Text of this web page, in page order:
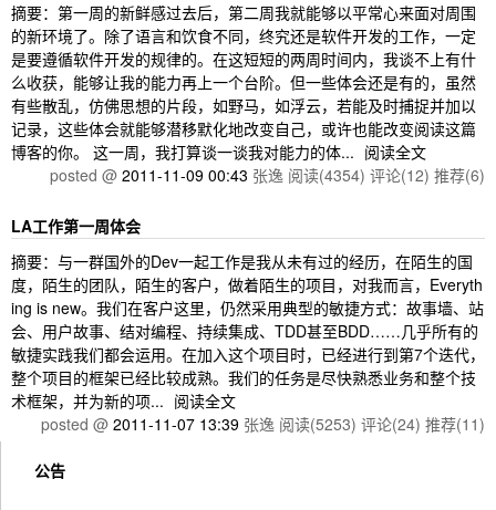
摘要：第一周的新鲜感过去后，第二周我就能够以平常心来面对周围
的新环境了。除了语言和饮食不同，终究还是软件开发的工作，一定
是要遵循软件开发的规律的。在这短短的两周时间内，我谈不上有什
么收获，能够让我的能力再上一个台阶。但一些体会还是有的，虽然
有些散乱，仿佛思想的片段，如野马，如浮云，若能及时捕捉并加以
记录，这些体会就能够潜移默化地改变自己，或许也能改变阅读这篇
博客的你。 这一周，我打算谈一谈我对能力的体... 阅读全文
posted @ 2011-11-09 00:43 张逸 阅读(4354) 评论(12) 推荐(6)
LA工作第一周体会
摘要：与一群国外的Dev一起工作是我从未有过的经历，在陌生的国
度，陌生的团队，陌生的客户，做着陌生的项目，对我而言，Everyth
ing is new。我们在客户这里，仍然采用典型的敏捷方式：故事墙、站
会、用户故事、结对编程、持续集成、TDD甚至BDD……几乎所有的
敏捷实践我们都会运用。在加入这个项目时，已经进行到第7个迭代，
整个项目的框架已经比较成熟。我们的任务是尽快熟悉业务和整个技
术框架，并为新的项... 阅读全文
posted @ 2011-11-07 13:39 张逸 阅读(5253) 评论(24) 推荐(11)
公告